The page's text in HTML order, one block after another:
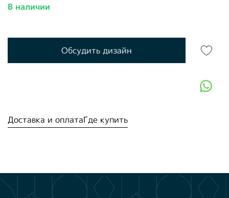
В наличии
Обсудить дизайн
Доставка и оплатаГде купить